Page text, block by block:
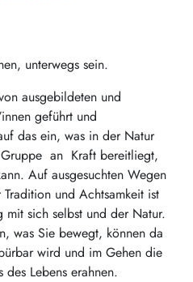
unterwegs sein.
ausgebildeten und
geführt und
das ein, was in der Natur
an Kraft bereitliegt,
Auf ausgesuchten Wegen
und Achtsamkeit ist
mit sich selbst und der Natur.
was Sie bewegt, können da
wird und im Gehen die
Lebens erahnen.